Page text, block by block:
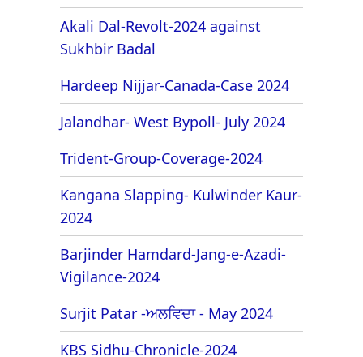
Akali Dal-Revolt-2024 against
Sukhbir Badal
Hardeep Nijjar-Canada-Case 2024
Jalandhar- West Bypoll- July 2024
Trident-Group-Coverage-2024
Kangana Slapping- Kulwinder Kaur-
2024
Barjinder Hamdard-Jang-e-Azadi-
Vigilance-2024
Surjit Patar -ਅਲਵਿਦਾ - May 2024
KBS Sidhu-Chronicle-2024